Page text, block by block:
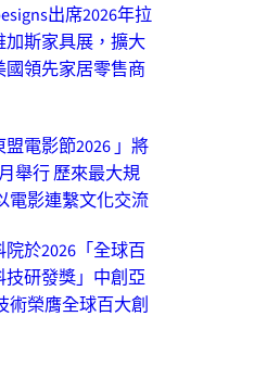
出席2026年拉
加斯家具展，擴大
國領先家居零售商
盟電影節2026 」將
舉行 歷來最大規
電影連繫文化交流
院於2026「全球百
技研發獎」中創亞
術榮膺全球百大創